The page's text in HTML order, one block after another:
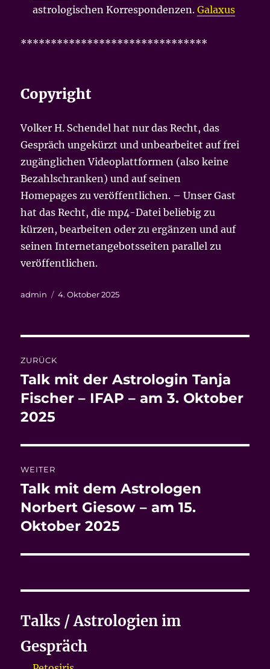
astrologischen Korrespondenzen.Galaxus
*******************************
Copyright
Volker H. Schendel hat nur das Recht, das
Gespräch ungekürzt und unbearbeitet auf frei
zugänglichen Videoplattformen (also keine
Bezahlschranken) und auf seinen
Homepages zu veröffentlichen. – Unser Gast
hat das Recht, die mp4-Datei beliebig zu
kürzen, bearbeiten oder zu ergänzen und auf
seinen Internetangebotsseiten parallel zu
veröffentlichen.
Autor
admin
Veröffentlicht
4. Oktober 2025
Navigation
ZURÜCK
Vorheriger
Beitrag:
Talk mit der Astrologin Tanja
Fischer – IFAP – am 3. Oktober
2025
WEITER
Nächster
Beitrag:
Talk mit dem Astrologen
Norbert Giesow – am 15.
Oktober 2025
Talks / Astrologien im
Gespräch